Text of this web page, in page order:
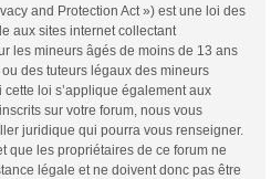
and Protection Act ») est une loi des
aux sites internet collectant
les mineurs âgés de moins de 13 ans
des tuteurs légaux des mineurs
loi s’applique également aux
sur votre forum, nous vous
juridique qui pourra vous renseigner.
que les propriétaires de ce forum ne
légale et ne doivent donc pas être